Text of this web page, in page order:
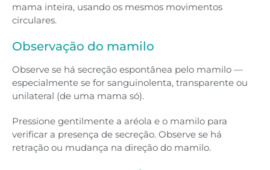
mama inteira, usando os mesmos movimentos
circulares.
Observação do mamilo
Observe se há secreção espontânea pelo mamilo —
especialmente se for sanguinolenta, transparente ou
unilateral (de uma mama só).
Pressione gentilmente a aréola e o mamilo para
verificar a presença de secreção. Observe se há
retração ou mudança na direção do mamilo.